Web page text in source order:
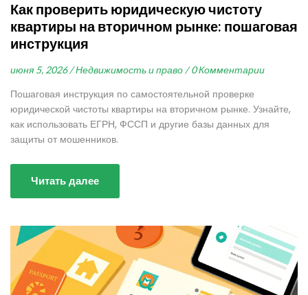
Как проверить юридическую чистоту
квартиры на вторичном рынке: пошаговая
инструкция
июня 5, 2026 / Недвижимость и право / 0 Комментарии
Пошаговая инструкция по самостоятельной проверке
юридической чистоты квартиры на вторичном рынке. Узнайте,
как использовать ЕГРН, ФССП и другие базы данных для
защиты от мошенников.
Читать далее